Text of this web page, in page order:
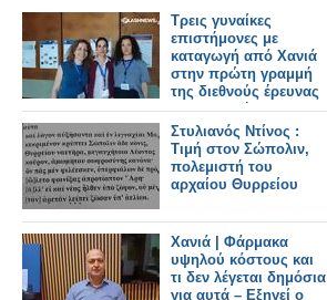
Τρεις γυναίκες
επιστήμονες με
καταγωγή από Χανιά
στην πρώτη γραμμή
της διεθνούς έρευνας
στη φυσική
Στυλιανός Ντίνος :
Τιμή στον Σώπολιν,
πολεμιστή του
αρχαίου Θυρρείου
Χανιά | Φάρμακα
υψηλού κόστους και
τι δεν λέγεται δημόσια
για αυτά – Εξηγεί ο